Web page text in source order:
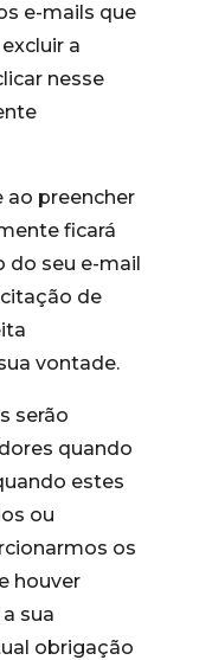
e-mails que
a
nesse
ao preencher
ficará
do seu e-mail
de
vontade.
serão
quando
estes
ou
os
houver
sua
obrigação